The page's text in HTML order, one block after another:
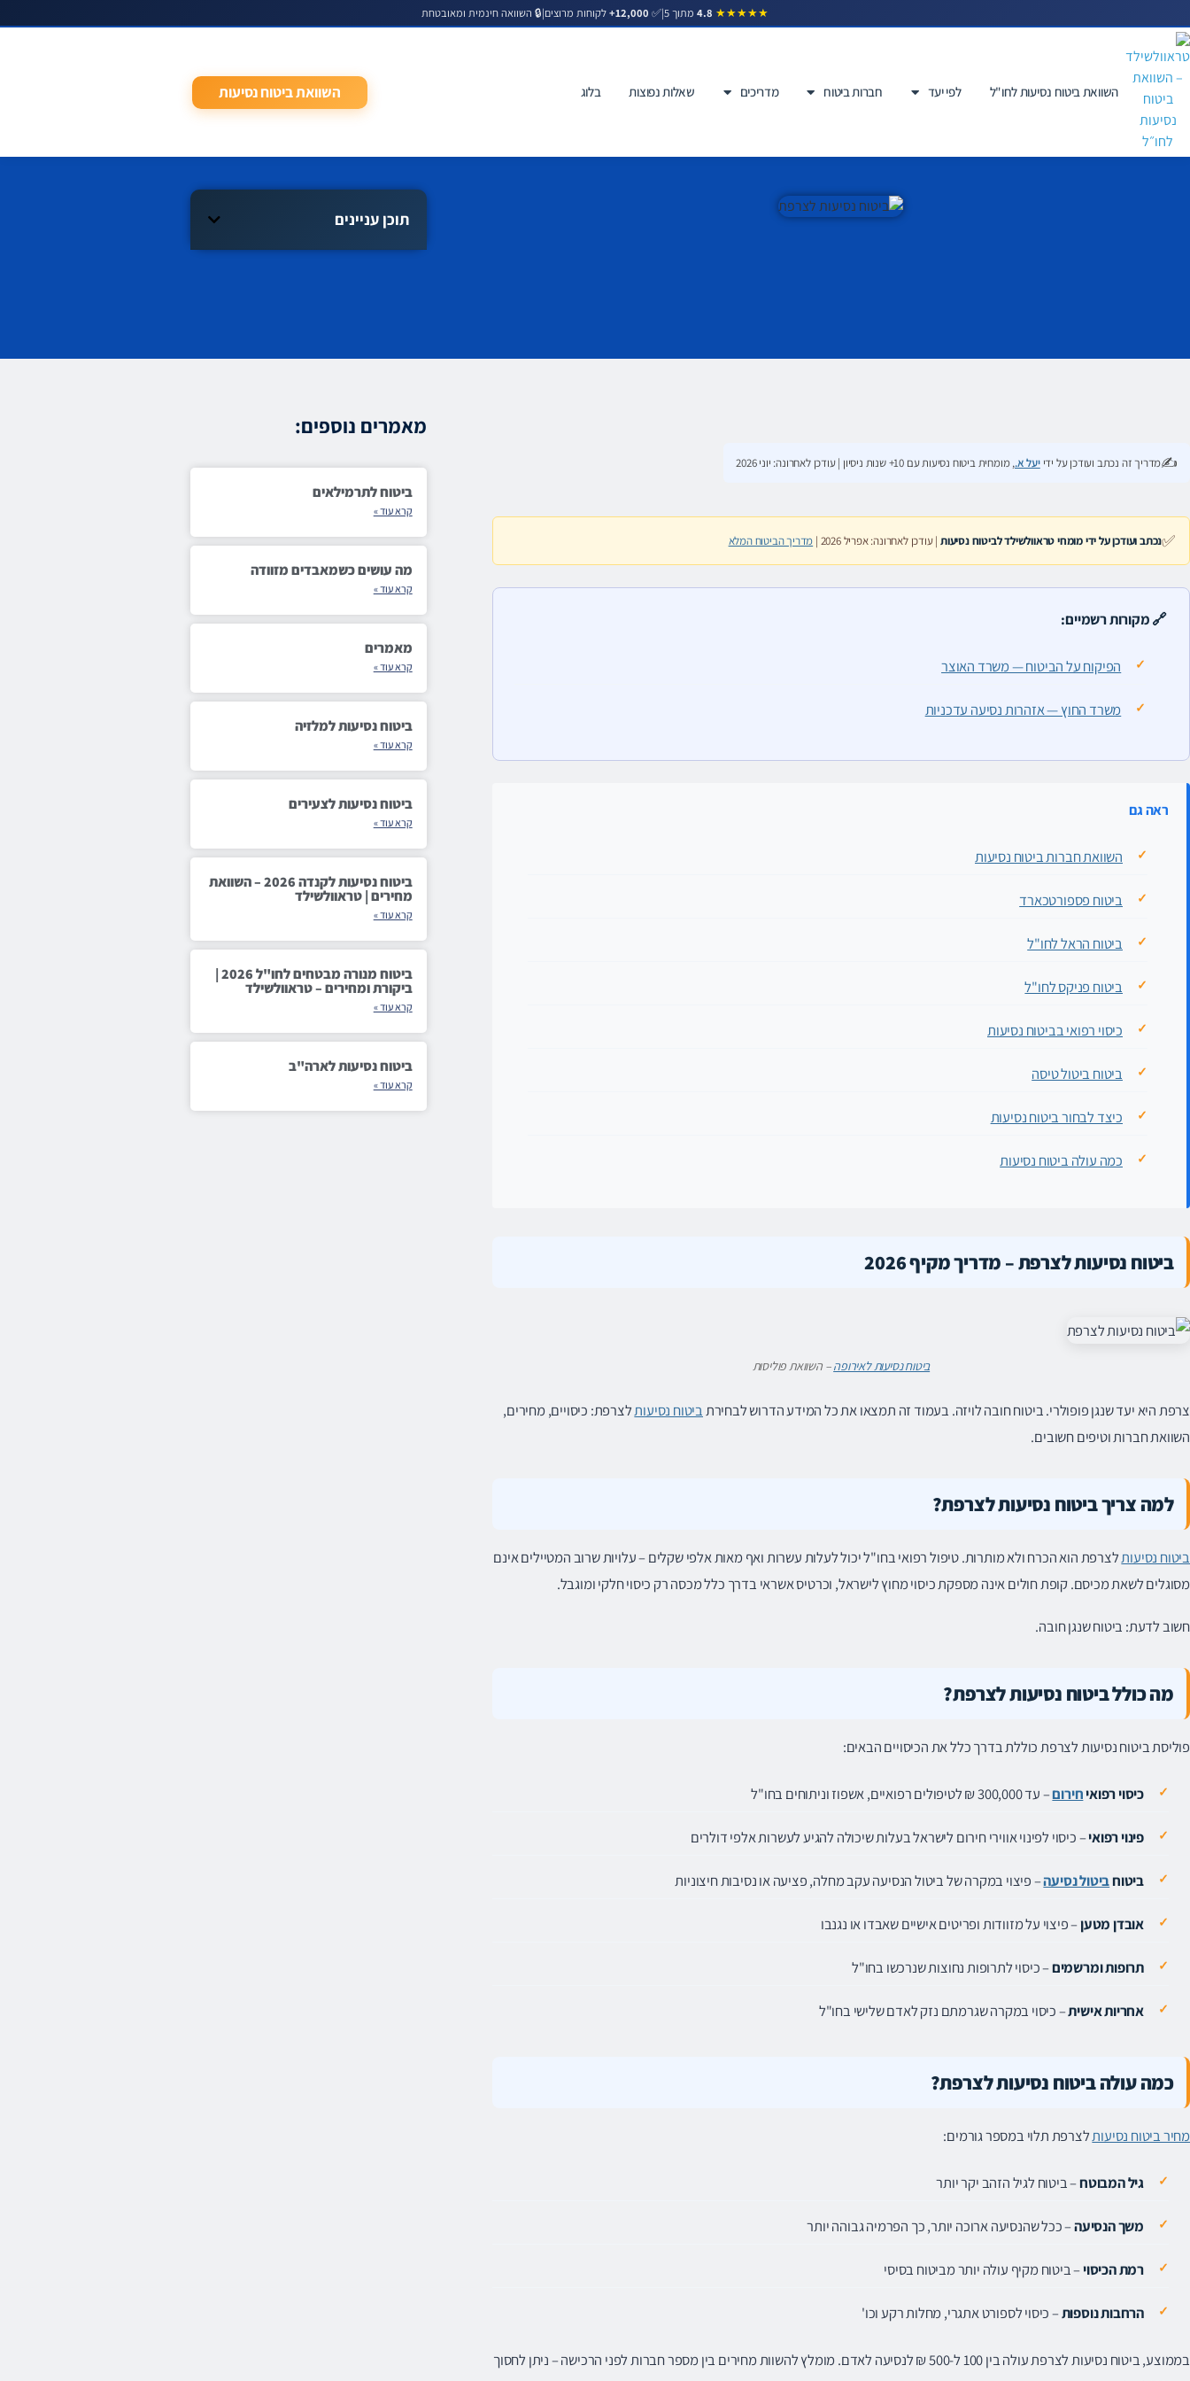
★★★★★
4.8 מתוך 5 |
✅
12,000+ לקוחות מרוצים|🔒 השוואה חינמית ומאובטחת
השוואת ביטוח נסיעות לחו"ל לפי יעד חברות ביטוח מדריכים שאלות נפוצות בלוג השוואת ביטוח נסיעות
ביטוח נסיעות לצרפת
✍️מדריך זה נכתב ועודכן על ידייעל א., מומחית ביטוח נסיעות עם 10+ שנות ניסיון | עודכן לאחרונה: יוני 2026
✅נכתב ועודכן על ידי מומחי טראוולשילד לביטוח נסיעות | עודכן לאחרונה: אפריל 2026 | מדריך הביטוח המלא
🔗 מקורות רשמיים:
הפיקוח על הביטוח — משרד האוצר
משרד החוץ — אזהרות נסיעה עדכניות
ראה גם
השוואת חברות ביטוח נסיעות
ביטוח פספורטכארד
ביטוח הראל לחו"ל
ביטוח פניקס לחו"ל
כיסוי רפואי בביטוח נסיעות
ביטוח ביטול טיסה
כיצד לבחור ביטוח נסיעות
כמה עולה ביטוח נסיעות
ביטוח נסיעות לצרפת – מדריך מקיף 2026
ביטוח נסיעות לאירופה– השוואת פוליסות
צרפת היא יעד שנגן פופולרי. ביטוח חובה לויזה. בעמוד זה תמצאו את כל המידע הדרוש לבחירתביטוח נסיעותלצרפת: כיסויים, מחירים,
השוואת חברות וטיפים חשובים.
למה צריך ביטוח נסיעות לצרפת?
ביטוח נסיעותלצרפת הוא הכרח ולא מותרות. טיפול רפואי בחו"ל יכול לעלות עשרות ואף מאות אלפי שקלים – עלויות שרוב המטיילים אינם
מסוגלים לשאת מכיסם. קופת חולים אינה מספקת כיסוי מחוץ לישראל, וכרטיס אשראי בדרך כלל מכסה רק כיסוי חלקי ומוגבל.
חשוב לדעת: ביטוח שנגן חובה.
מה כולל ביטוח נסיעות לצרפת?
פוליסת ביטוח נסיעות לצרפת כוללת בדרך כלל את הכיסויים הבאים:
כיסוי רפואיחירום– עד 300,000 ₪ לטיפולים רפואיים, אשפוז וניתוחים בחו"ל
פינוי רפואי– כיסוי לפינוי אווירי חירום לישראל בעלות שיכולה להגיע לעשרות אלפי דולרים
ביטוחביטול נסיעה– פיצוי במקרה של ביטול הנסיעה עקב מחלה, פציעה או נסיבות חיצוניות
אובדן מטען– פיצוי על מזוודות ופריטים אישיים שאבדו או נגנבו
תרופות ומרשמים– כיסוי לתרופות נחוצות שנרכשו בחו"ל
אחריות אישית– כיסוי במקרה שגרמתם נזק לאדם שלישי בחו"ל
כמה עולה ביטוח נסיעות לצרפת?
מחיר ביטוח נסיעותלצרפת תלוי במספר גורמים:
גיל המבוטח– ביטוח לגיל הזהב יקר יותר
משך הנסיעה– ככל שהנסיעה ארוכה יותר, כך הפרמיה גבוהה יותר
רמת הכיסוי– ביטוח מקיף עולה יותר מביטוח בסיסי
הרחבות נוספות– כיסוי לספורט אתגרי, מחלות רקע וכו'
בממוצע, ביטוח נסיעות לצרפת עולה בין 100 ל-500 ₪ לנסיעה לאדם. מומלץ להשוות מחירים בין מספר חברות לפני הרכישה – ניתן לחסוך
תוכן עניינים
מאמרים נוספים:
ביטוח לתרמילאים
קרא עוד »
מה עושים כשמאבדים מזוודה
קרא עוד »
מאמרים
קרא עוד »
ביטוח נסיעות למלזיה
קרא עוד »
ביטוח נסיעות לצעירים
קרא עוד »
ביטוח נסיעות לקנדה 2026 – השוואת
מחירים | טראוולשילד
קרא עוד »
ביטוח מנורה מבטחים לחו"ל 2026 |
ביקורת ומחירים – טראוולשילד
קרא עוד »
ביטוח נסיעות לארה"ב
קרא עוד »